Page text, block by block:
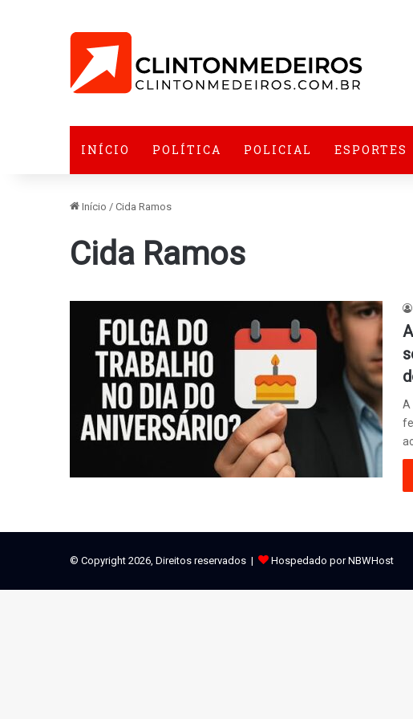
INÍCIO POLÍTICA POLICIAL ESPORTES
Início / Cida Ramos
Cida Ramos
A
© Copyright 2026, Direitos reservados | Hospedado por NBWHost